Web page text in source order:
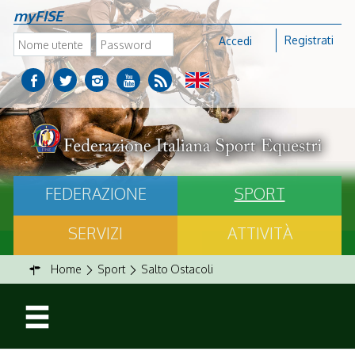
myFISE
Accedi Registrati
FEDERAZIONE
SPORT
SERVIZI
ATTIVITÀ
Home Sport Salto Ostacoli